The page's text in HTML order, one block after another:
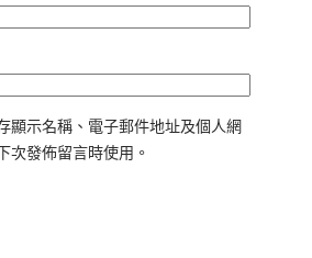
顯示名稱、電子郵件地址及個人網
次發佈留言時使用。